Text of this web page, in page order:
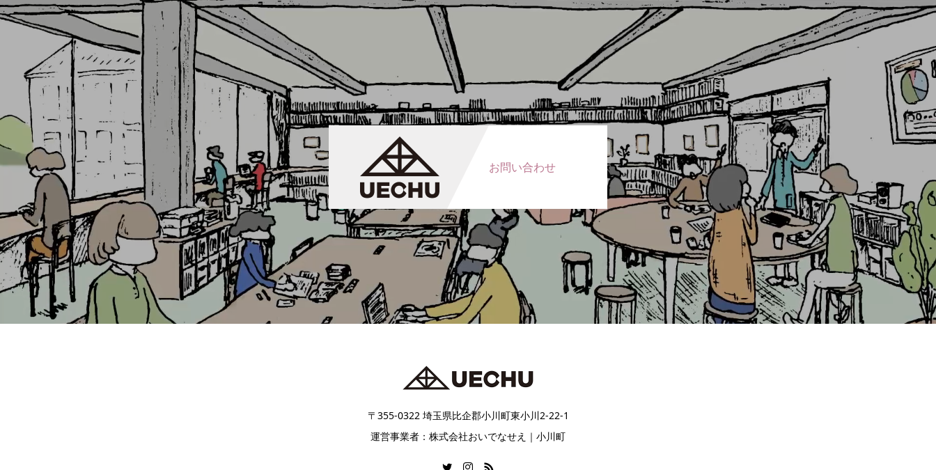
お問い合わせ
〒355-0322 埼玉県比企郡小川町東小川2-22-1
運営事業者：株式会社おいでなせえ｜小川町